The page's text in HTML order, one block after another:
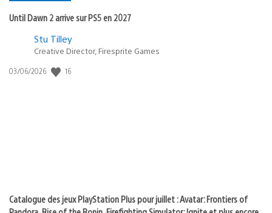
Until Dawn 2 arrive sur PS5 en 2027
Postée
:
Stu Tilley
Creative Director, Firesprite Games
Date
03/06/2026 16
Catalogue des jeux PlayStation Plus pour juillet : Avatar: Frontiers of